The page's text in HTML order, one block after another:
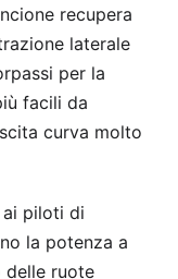
recupera
laterale
per la
facili da
curva molto
piloti di
la potenza a
delle ruote